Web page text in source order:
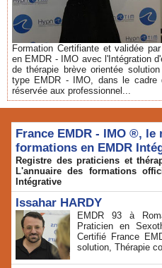
Formation Certifiante et validée
en EMDR - IMO avec l'Intégration
de thérapie brève orientée
type EMDR - IMO, dans le cadre
réservée aux professionnel...
France EMDR - IMO ®,
formations en EMDR
Registre des praticiens et
L'annuaire des formations
Intégrative
Issahar HARDY
EMDR 93 à
Praticien en
Certifié France
solution, Thérapie